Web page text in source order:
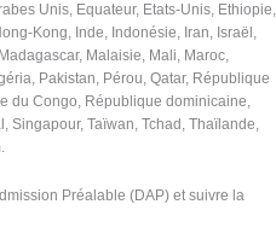
Unis, Equateur, Etats-Unis, Ethiopie,
Kong, Inde, Indonésie, Iran, Israël,
Malaisie, Mali, Maroc,
Pakistan, Pérou, Qatar, République
du Congo, République dominicaine,
Singapour, Taïwan, Tchad, Thaïlande,
Préalable (DAP) et suivre la